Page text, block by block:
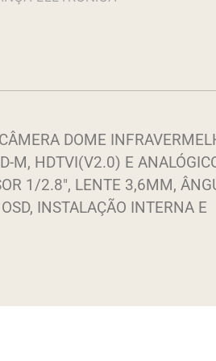
DOME
M, HDTVI(V2.0) E
1/2.8″, LENTE 3,6MM,
INSTALAÇÃO INTERNA E